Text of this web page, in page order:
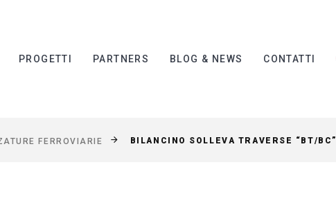
PROGETTI PARTNERS BLOG & NEWS CONTATTI
FERROVIARIE BILANCINO SOLLEVA TRAVERSE “BT/BC”